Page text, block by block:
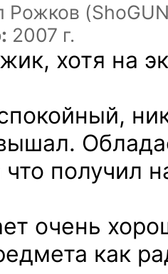
Рожков
2007 г.
хотя на
получил
очень
как